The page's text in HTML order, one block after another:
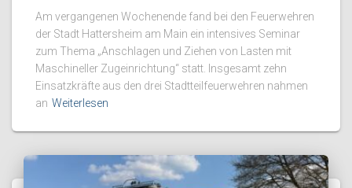
Am vergangenen Wochenende fand bei den Feuerwehren
der Stadt Hattersheim am Main ein intensives Seminar
zum Thema „Anschlagen und Ziehen von Lasten mit
Maschineller Zugeinrichtung“ statt. Insgesamt zehn
Einsatzkräfte aus den drei Stadtteilfeuerwehren nahmen
an Weiterlesen